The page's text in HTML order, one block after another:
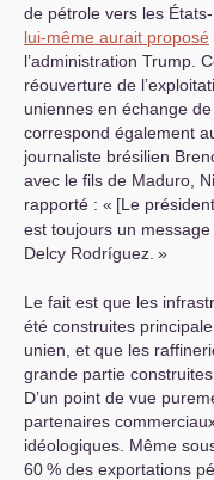
de pétrole vers les
lui-même aurait proposé
l’administration Trump.
réouverture de
uniennes en échange
correspond également
journaliste brésilien
avec le fils de Maduro,
rapporté : « [Le
est toujours un
Delcy Rodríguez. »
Le fait est que les
été construites
unien, et que les
grande partie
D’un point de vue
partenaires
idéologiques. Même
60% des exportations